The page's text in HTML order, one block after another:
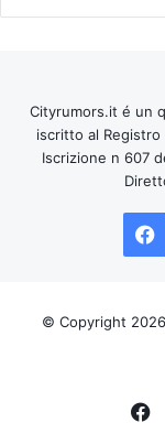
Cityrumors.it é un
iscritto al Registro
Iscrizione n 607
© Copyright